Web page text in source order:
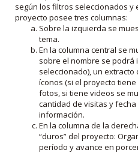
según los filtros seleccionados y
proyecto posee tres columnas:
Sobre la izquierda se
tema.
En la columna central se
sobre el nombre se podrá
seleccionado), un
íconos (si el proyecto
fotos, si tiene videos se
cantidad de visitas y
información.
En la columna de la
“duros” del proyecto:
período y avance en